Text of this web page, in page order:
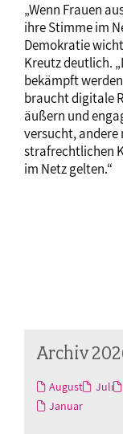
„Wenn Frauen
ihre Stimme im
Demokratie
Kreutz deutlich.
bekämpft
braucht digitale
äußern und
versucht,
strafrechtlichen
im Netz gelten.“
Archiv
August Juli
Januar